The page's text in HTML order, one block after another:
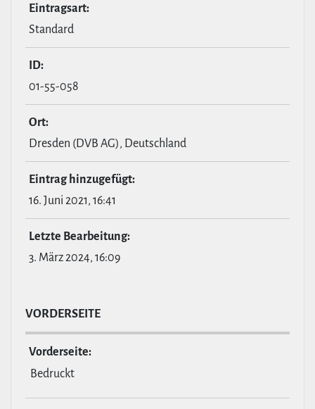
Ein­tragsart:
Standard
ID:
01-55-058
Ort:
Dresden (DVB AG), Deutschland
Eintrag hin­zu­ge­fügt:
16. Juni 2021, 16:41
Letzte Bear­bei­tung:
3. März 2024, 16:09
VOR­DER­SEITE
Vor­der­seite:
Bedruckt